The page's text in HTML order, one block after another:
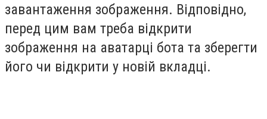
завантаження зображення. Відповідно,
перед цим вам треба відкрити
зображення на аватарці бота та зберегти
його чи відкрити у новій вкладці.